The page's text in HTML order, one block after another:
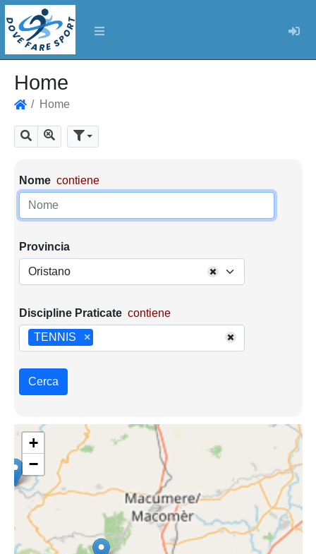
Home
Home
Cerca Mostra tutti i risultati
Parametri di ricerca
Nome contiene
Provincia
Oristano
Discipline Praticate contiene
×
TENNIS
Cerca
+
−